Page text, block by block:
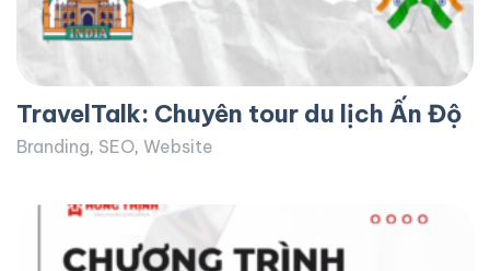
TravelTalk: Chuyên tour du lịch Ấn Độ
Branding, SEO, Website